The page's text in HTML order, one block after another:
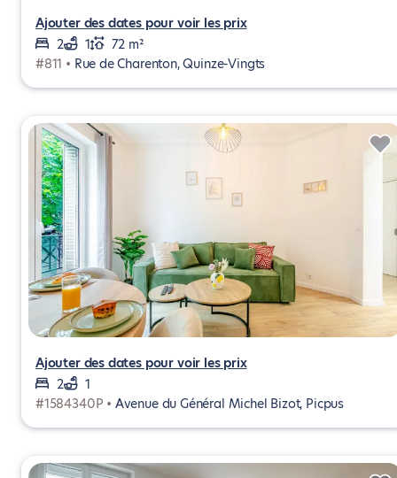
Ajouter des dates pour voir les prix
2
1
72 m²
#811 • Rue de Charenton, Quinze-Vingts
Ajouter des dates pour voir les prix
2
1
#1584340P • Avenue du Général Michel Bizot, Picpus